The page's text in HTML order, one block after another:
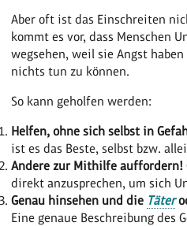
Aber oft ist das Einschreiten
kommt es vor, dass Menschen
wegsehen, weil sie Angst
nichts tun zu können.
So kann geholfen werden:
Helfen, ohne sich selbst in
ist es das Beste, selbst bzw.
Andere zur Mithilfe auffordern!
direkt anzusprechen, um sich
Genau hinsehen und die Täter
Eine genaue Beschreibung des